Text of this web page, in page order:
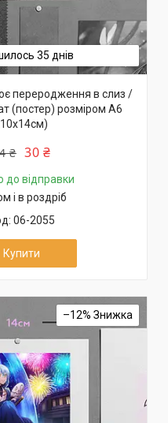
35 днів
переродження в слиз /
(постер) розміром А6
₴ 30 ₴
до відправки
і в роздріб
06-2055
Купити
–12%